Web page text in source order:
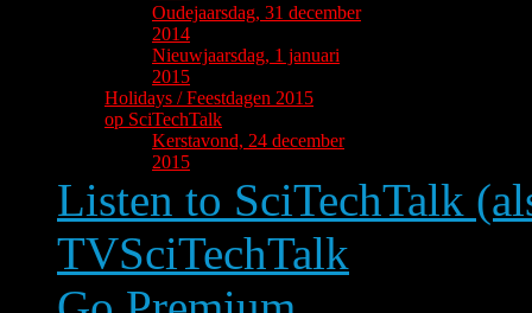
Oudejaarsdag, 31 december
2014
Nieuwjaarsdag, 1 januari
2015
Holidays / Feestdagen 2015
op SciTechTalk
Kerstavond, 24 december
2015
Listen to SciTechTalk
TVSciTechTalk